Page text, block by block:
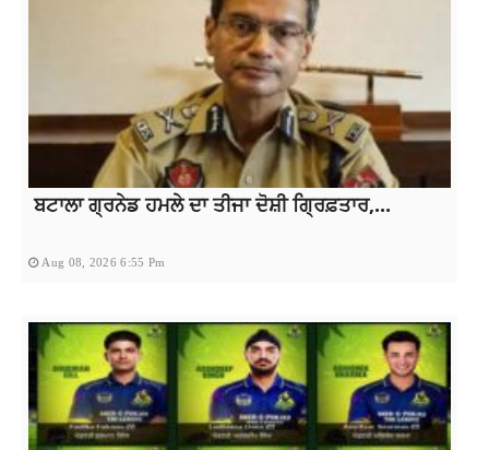
ਬਟਾਲਾ ਗ੍ਰਨੇਡ ਹਮਲੇ ਦਾ ਤੀਜਾ ਦੋਸ਼ੀ ਗ੍ਰਿਫ਼ਤਾਰ,...
Aug 08, 2026 6:55 Pm